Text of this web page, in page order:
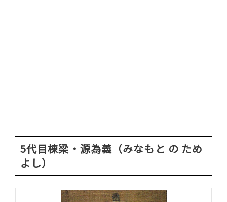
5代目棟梁・源為義（みなもと の ため
よし）